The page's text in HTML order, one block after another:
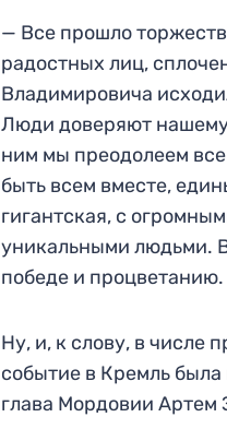
— Все прошло
радостных лиц,
Владимировича
Люди доверяют
ним мы преодолеем
быть всем вместе,
гигантская, с
уникальными людьми.
победе и процветанию.
Ну, и, к слову, в числе
событие в Кремль
глава Мордовии Артем